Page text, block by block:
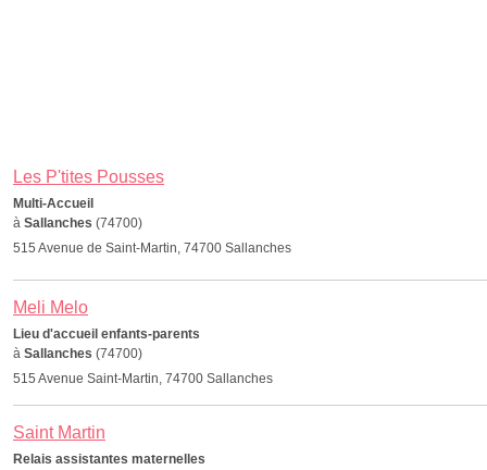
Les P'tites Pousses
Multi-Accueil
à Sallanches (74700)
515 Avenue de Saint-Martin, 74700 Sallanches
Meli Melo
Lieu d'accueil enfants-parents
à Sallanches (74700)
515 Avenue Saint-Martin, 74700 Sallanches
Saint Martin
Relais assistantes maternelles